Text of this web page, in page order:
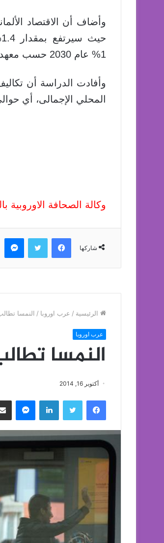
1% عام 2030 حسب معهد الأبحاث الاقتصادية الألماني.
المحلي الإجمالى، أي حوالي 4.6 مليار يورو مقابل 42 مليار يورو في
وكالة الصحافة الاوروبية
شاركها
فيسبوك تويتر